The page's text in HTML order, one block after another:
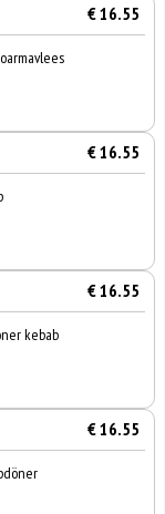
€ 16.55
€ 16.55
€ 16.55
kebab
€ 16.55